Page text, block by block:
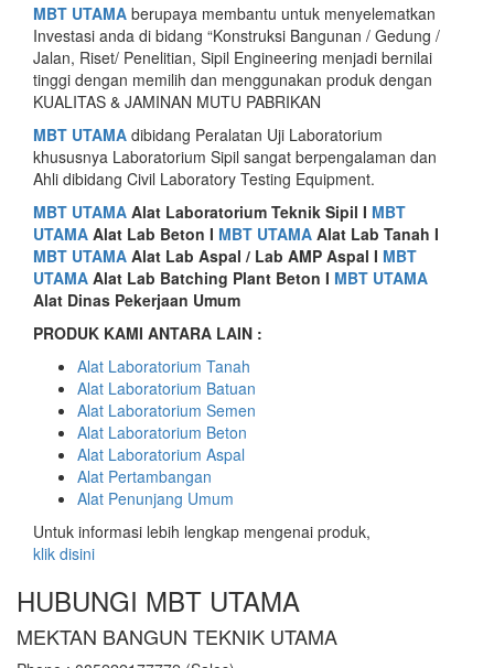
MBT UTAMA berupaya membantu untuk menyelematkan
Investasi anda di bidang “Konstruksi Bangunan / Gedung /
Jalan, Riset/ Penelitian, Sipil Engineering menjadi bernilai
tinggi dengan memilih dan menggunakan produk dengan
KUALITAS & JAMINAN MUTU PABRIKAN
MBT UTAMA dibidang Peralatan Uji Laboratorium
khususnya Laboratorium Sipil sangat berpengalaman dan
Ahli dibidang Civil Laboratory Testing Equipment.
MBT UTAMA Alat Laboratorium Teknik Sipil I MBT
UTAMA Alat Lab Beton I MBT UTAMA Alat Lab Tanah I
MBT UTAMA Alat Lab Aspal / Lab AMP Aspal I MBT
UTAMA Alat Lab Batching Plant Beton I MBT UTAMA
Alat Dinas Pekerjaan Umum
PRODUK KAMI ANTARA LAIN :
Alat Laboratorium Tanah
Alat Laboratorium Batuan
Alat Laboratorium Semen
Alat Laboratorium Beton
Alat Laboratorium Aspal
Alat Pertambangan
Alat Penunjang Umum
Untuk informasi lebih lengkap mengenai produk,
klik disini
HUBUNGI MBT UTAMA
MEKTAN BANGUN TEKNIK UTAMA